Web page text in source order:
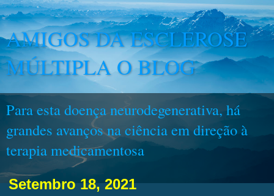
AMIGOS DA ESCLEROSE
MÚLTIPLA O BLOG
Para esta doença neurodegenerativa, há
grandes avanços na ciência em direção à
terapia medicamentosa
Setembro 18, 2021